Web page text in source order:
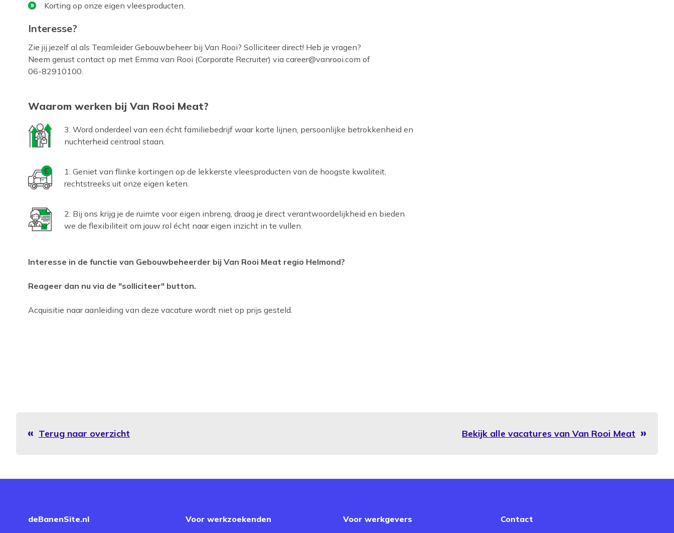
Korting op onze eigen vleesproducten.
Interesse?
Zie jij jezelf al als Teamleider Gebouwbeheer bij Van Rooi? Solliciteer direct! Heb je vragen?
Neem gerust contact op met Emma van Rooi (Corporate Recruiter) via career@vanrooi.com of
06-82910100.
Waarom werken bij Van Rooi Meat?
3. Word onderdeel van een écht familiebedrijf waar korte lijnen, persoonlijke betrokkenheid en
nuchterheid centraal staan.
1. Geniet van flinke kortingen op de lekkerste vleesproducten van de hoogste kwaliteit,
rechtstreeks uit onze eigen keten.
2. Bij ons krijg je de ruimte voor eigen inbreng, draag je direct verantwoordelijkheid en bieden
we de flexibiliteit om jouw rol écht naar eigen inzicht in te vullen.
Interesse in de functie van Gebouwbeheerder bij Van Rooi Meat regio Helmond?
Reageer dan nu via de "solliciteer" button.
Acquisitie naar aanleiding van deze vacature wordt niet op prijs gesteld.
Terug naar overzicht Bekijk alle vacatures van Van Rooi Meat
deBanenSite.nl Voor werkzoekenden Voor werkgevers Contact